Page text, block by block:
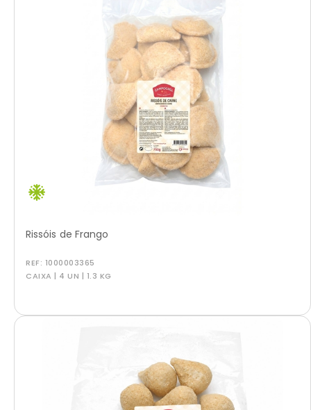
Rissóis de Frango
REF: 1000003365
CAIXA | 4 UN | 1.3 KG